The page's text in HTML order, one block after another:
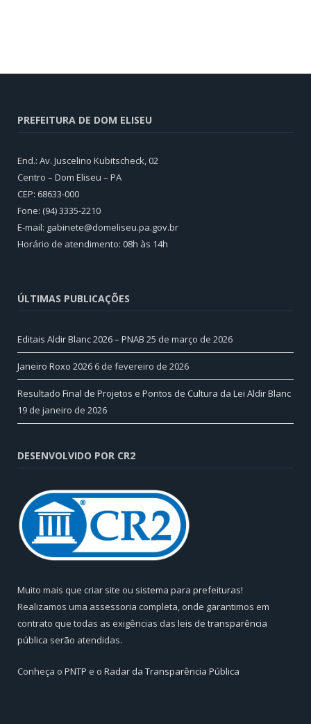
PREFEITURA DE DOM ELISEU
End.: Av. Juscelino Kubitscheck, 02
Centro – Dom Eliseu – PA
CEP: 68633-000
Fone: (94) 3335-2210
E-mail: gabinete@domeliseu.pa.gov.br
Horário de atendimento: 08h às 14h
ÚLTIMAS PUBLICAÇÕES
Editais Aldir Blanc 2026 – PNAB 25 de março de 2026
Janeiro Roxo 2026 6 de fevereiro de 2026
Resultado Final de Projetos e Pontos de Cultura da Lei Aldir Blanc
19 de janeiro de 2026
DESENVOLVIDO POR CR2
Muito mais que criar site ou sistema para prefeituras!
Realizamos uma assessoria completa, onde garantimos em
contrato que todas as exigências das leis de transparência
pública serão atendidas.
Conheça o PNTP e o Radar da Transparência Pública